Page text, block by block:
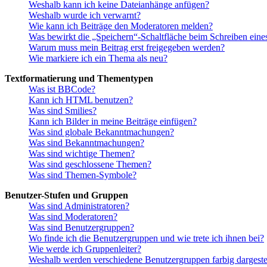
Weshalb kann ich keine Dateianhänge anfügen?
Weshalb wurde ich verwarnt?
Wie kann ich Beiträge den Moderatoren melden?
Was bewirkt die „Speichern“-Schaltfläche beim Schreiben
Warum muss mein Beitrag erst freigegeben werden?
Wie markiere ich ein Thema als neu?
Textformatierung und Thementypen
Was ist BBCode?
Kann ich HTML benutzen?
Was sind Smilies?
Kann ich Bilder in meine Beiträge einfügen?
Was sind globale Bekanntmachungen?
Was sind Bekanntmachungen?
Was sind wichtige Themen?
Was sind geschlossene Themen?
Was sind Themen-Symbole?
Benutzer-Stufen und Gruppen
Was sind Administratoren?
Was sind Moderatoren?
Was sind Benutzergruppen?
Wo finde ich die Benutzergruppen und wie trete ich ihnen bei?
Wie werde ich Gruppenleiter?
Weshalb werden verschiedene Benutzergruppen farbig